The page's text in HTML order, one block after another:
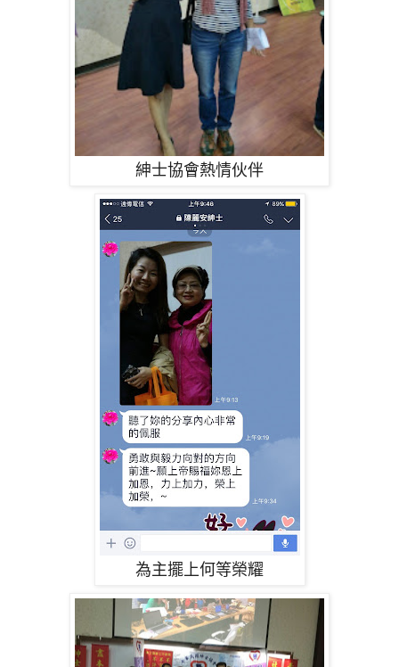
紳士協會熱情伙伴
為主擺上何等榮耀